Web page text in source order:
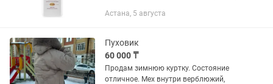
универсальный продукт, незаменимый
Астана, 5 августа
Пуховик
60 000 ₸
Продам зимнюю куртку. Состояние
отличное. Мех внутри верблюжий,